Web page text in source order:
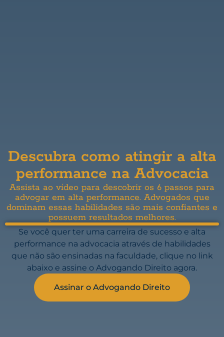
Descubra como atingir a alta
performance na Advocacia
Assista ao vídeo para descobrir os 6 passos para
advogar em alta performance. Advogados que
dominam essas habilidades são mais confiantes e
possuem resultados melhores.
Se você quer ter uma carreira de sucesso e alta
performance na advocacia através de habilidades
que não são ensinadas na faculdade, clique no link
abaixo e assine o Advogando Direito agora.
Assinar o Advogando Direito